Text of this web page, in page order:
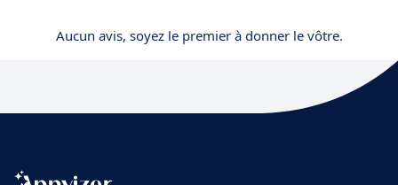
Aucun avis, soyez le premier à donner le vôtre.